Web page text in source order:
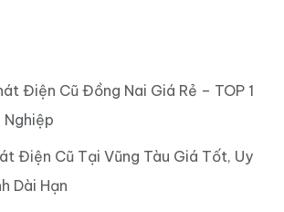
Điện Cũ Đồng Nai Giá Rẻ – TOP 1
Nghiệp
Điện Cũ Tại Vũng Tàu Giá Tốt, Uy
Dài Hạn